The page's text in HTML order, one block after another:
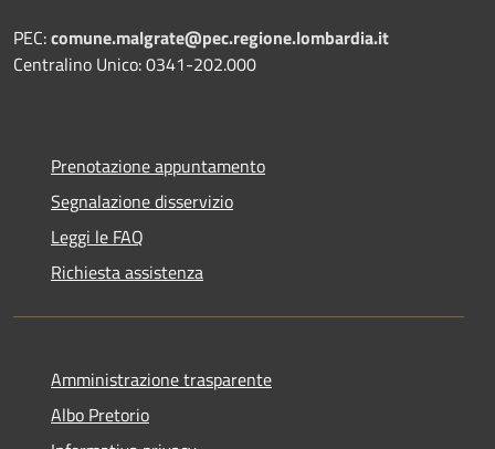
PEC:comune.malgrate@pec.regione.lombardia.it
Centralino Unico: 0341-202.000
Prenotazione appuntamento
Segnalazione disservizio
Leggi le FAQ
Richiesta assistenza
Amministrazione trasparente
Albo Pretorio